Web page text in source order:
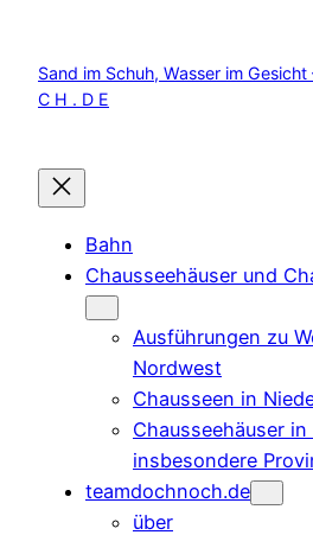
springen
Sand im Schuh, Wasser im
C H . D E
Bahn
Chausseehäuser und
Ausführungen zu
Nordwest
Chausseen in
Chausseehäuser in
insbesondere
teamdochnoch.de
über